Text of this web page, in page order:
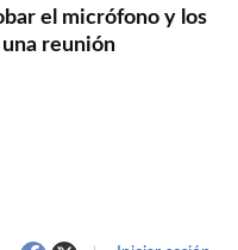
el micrófono y los
reunión